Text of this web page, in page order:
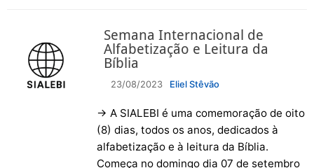
Semana Internacional de
Alfabetização e Leitura da
Bíblia
23/08/2023 Eliel Stêvão
→ A SIALEBI é uma comemoração de oito
(8) dias, todos os anos, dedicados à
alfabetização e à leitura da Bíblia.
Começa no domingo dia 07 de setembro